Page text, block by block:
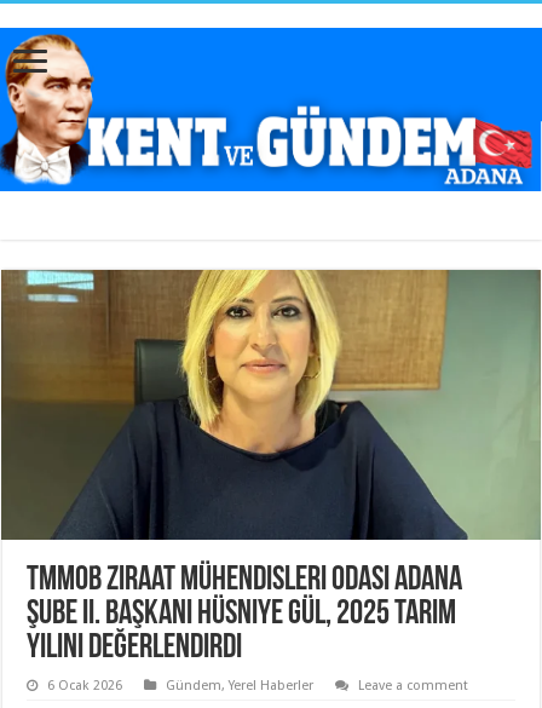
TMMOB Ziraat Mühendisleri Odası Adana
Şube II. Başkanı Hüsniye Gül, 2025 tarım
yılını değerlendirdi
6 Ocak 2026 Gündem,Yerel Haberler Leave a comment